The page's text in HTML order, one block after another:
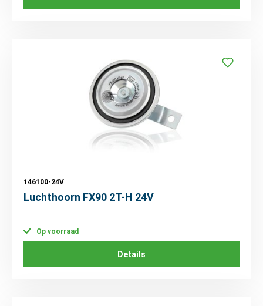
146100-24V
Luchthoorn FX90 2T-H 24V
Op voorraad
Details